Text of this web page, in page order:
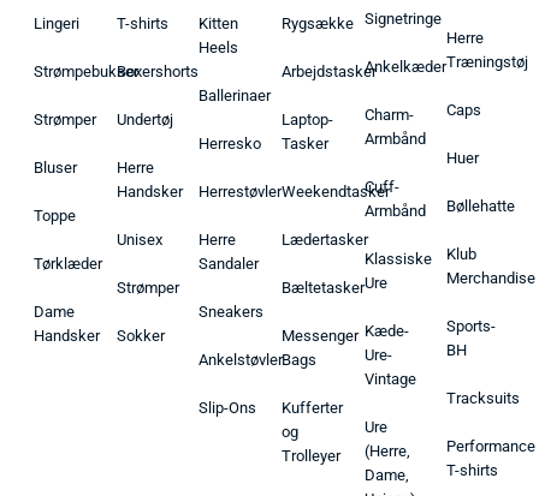
Lingeri
Strømpebukser
Strømper
Bluser
Toppe
Tørklæder
Dame
Handsker
T-shirts
Boxershorts
Undertøj
Herre
Handsker
Unisex
Strømper
Sokker
Kitten
Heels
Ballerinaer
Herresko
Herrestøvler
Herre
Sandaler
Sneakers
Ankelstøvler
Slip-Ons
Rygsække
Arbejdstasker
Laptop-
Tasker
Weekendtasker
Lædertasker
Bæltetasker
Messenger
Bags
Kufferter
og
Trolleyer
Signetringe
Ankelkæder
Charm-
Armbånd
Cuff-
Armbånd
Klassiske
Ure
Kæde-
Ure-
Vintage
Ure
(Herre,
Dame,
Herre
Træningstøj
Caps
Huer
Bøllehatte
Klub
Merchandise
Sports-
BH
Tracksuits
Performance
T-shirts